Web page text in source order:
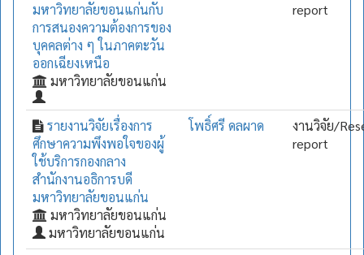
มหาวิทยาลัยขอนแก่นกับ
การสนองความต้องการของ
บุคคลต่าง ๆ ในภาคตะวัน
ออกเฉียงเหนือ
มหาวิทยาลัยขอนแก่น
report
รายงานวิจัยเรื่องการ
ศึกษาความพึงพอใจของผู้
ใช้บริการกองกลาง
สำนักงานอธิการบดี
มหาวิทยาลัยขอนแก่น
มหาวิทยาลัยขอนแก่น
มหาวิทยาลัยขอนแก่น
โพธิ์ศรี ดลผาด
งานวิจัย/
report